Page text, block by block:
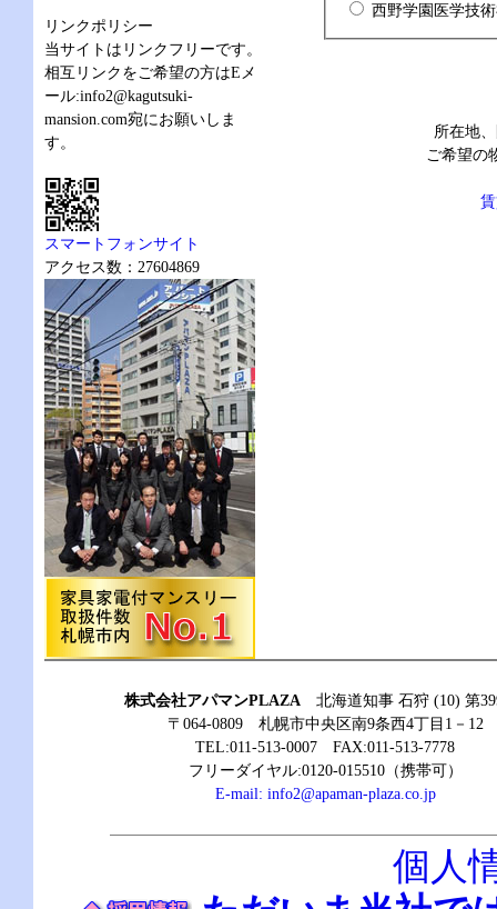
リンクポリシー
当サイトはリンクフリーです。
相互リンクをご希望の方はEメ
ール:info2@kagutsuki-
mansion.com宛にお願いしま
す。
スマートフォンサイト
アクセス数：27604869
西野学園医学技
所在地
ご希望の
株式会社アパマンPLAZA北海道知事 石狩 (10) 第
〒064-0809 札幌市中央区南9条西4丁目1－12
TEL:011-513-0007 FAX:011-513-7778
フリーダイヤル:0120-015510（携帯可）
E-mail: info2@apaman-plaza.co.jp
個人